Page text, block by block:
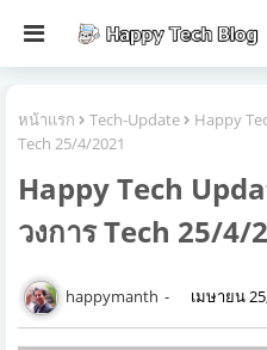
หน้าแรก Tech-Update
Happy
Tech 25/4/2021
Happy Tech
วงการ Tech 25/4/
happymanth เมษายน